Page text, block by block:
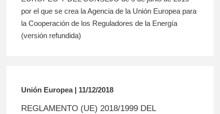
por el que se crea la Agencia de la Unión Europea para
la Cooperación de los Reguladores de la Energía
(versión refundida)
Unión Europea | 11/12/2018
REGLAMENTO (UE) 2018/1999 DEL